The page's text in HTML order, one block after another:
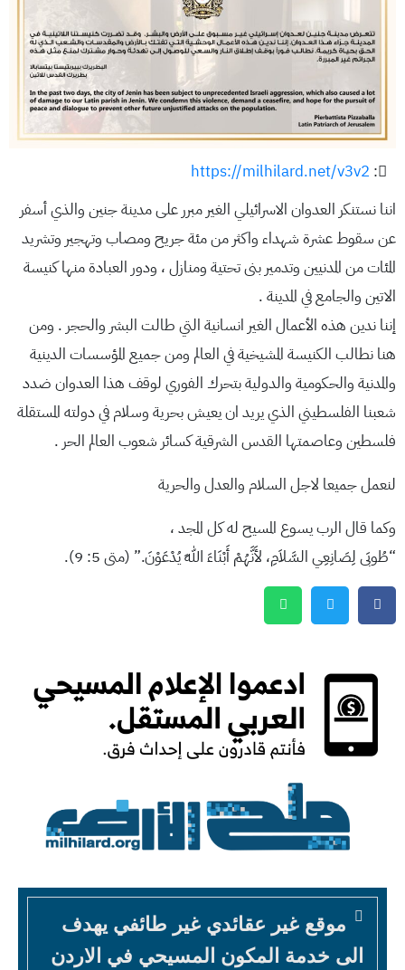
:
https://milhilard.net/v3v2
اننا نستنكر العدوان الاسرائيلي الغير مبرر على مدينة جنين والذي أسفر
عن سقوط عشرة شهداء واكثر من مئة جريح ومصاب وتهجير وتشريد
المئات من المدنيين وتدمير بنى تحتية ومنازل ، ودور العبادة منها كنيسة
الاتين والجامع في المدينة .
إننا ندين هذه الأعمال الغير انسانية التي طالت البشر والحجر . ومن
هنا نطالب الكنيسة المشيخية في العالم ومن جميع المؤسسات الدينية
والمدنية والحكومية والدولية بتحرك الفوري لوقف هذا العدوان ضدد
شعبنا الفلسطيني الذي يريد ان يعيش بحرية وسلام في دولته المستقلة
فلسطين وعاصمتها القدس الشرقية كسائر شعوب العالم الحر .
لنعمل جميعا لاجل السلام والعدل والحرية
وكما قال الرب يسوع المسيح له كل المجد ،
“طُوبَى لِصَانِعِي السَّلاَمِ، لأَنَّهُمْ أَبْنَاءَ اللهِ يُدْعَوْنَ.” (متى 5: 9).
موقع غير عقائدي غير طائفي يهدف
الى خدمة المكون المسيحي في الاردن